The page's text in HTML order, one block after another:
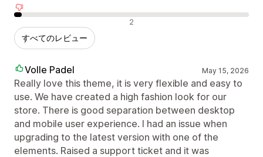
否定的なレビュー 2
すべてのレビュー
Volle Padel May 15, 2026
Really love this theme, it is very flexible and easy to
use. We have created a high fashion look for our
store. There is good separation between desktop
and mobile user experience. I had an issue when
upgrading to the latest version with one of the
elements. Raised a support ticket and it was